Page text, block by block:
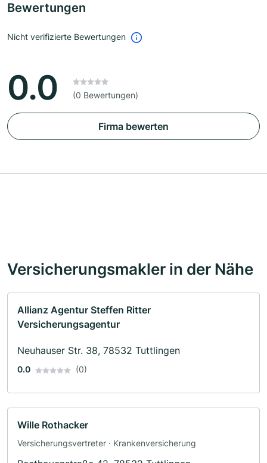
Bewertungen
Nicht verifizierte Bewertungen
0.0 (0 Bewertungen)
Firma bewerten
Versicherungsmakler in der Nähe
Allianz Agentur Steffen Ritter
Versicherungsagentur
Neuhauser Str. 38, 78532 Tuttlingen
0.0 (0)
Wille Rothacker
Versicherungsvertreter · Krankenversicherung